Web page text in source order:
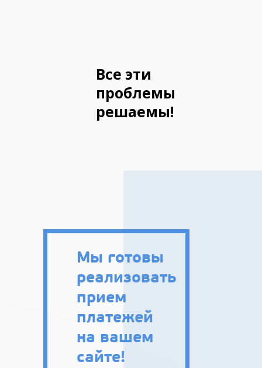
Все эти
проблемы
решаемы!
Мы готовы
реализовать
прием
платежей
на вашем
сайте!